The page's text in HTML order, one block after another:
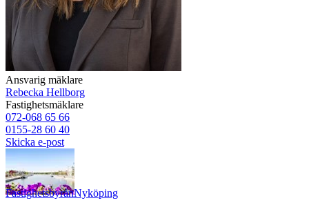
Ansvarig mäklare
Rebecka Hellborg
Fastighetsmäklare
072-068 65 66
0155-28 60 40
Skicka e-post
FastighetsbyrånNyköping